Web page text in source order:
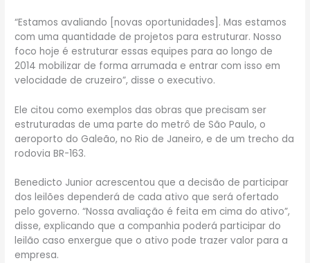
“Estamos avaliando [novas oportunidades]. Mas estamos
com uma quantidade de projetos para estruturar. Nosso
foco hoje é estruturar essas equipes para ao longo de
2014 mobilizar de forma arrumada e entrar com isso em
velocidade de cruzeiro”, disse o executivo.
Ele citou como exemplos das obras que precisam ser
estruturadas de uma parte do metrô de São Paulo, o
aeroporto do Galeão, no Rio de Janeiro, e de um trecho da
rodovia BR-163.
Benedicto Junior acrescentou que a decisão de participar
dos leilões dependerá de cada ativo que será ofertado
pelo governo. “Nossa avaliação é feita em cima do ativo”,
disse, explicando que a companhia poderá participar do
leilão caso enxergue que o ativo pode trazer valor para a
empresa.